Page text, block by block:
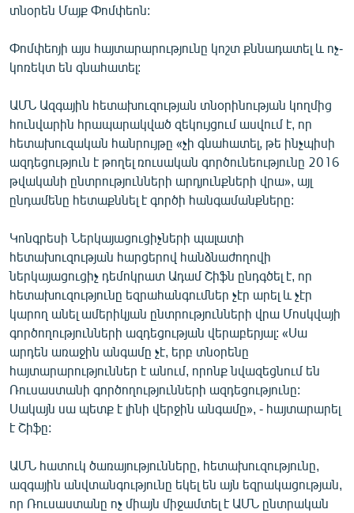
Հայերեն
English
Русский
ՀԵՏԵՎԵՔ ՄԵԶ
տնօրեն Մայք Փոմփեոն:
Փոմփեոյի այս հայտարարությունը կոշտ քննադատել և ոչ-
կոռեկտ են գնահատել:
ԱՄՆ Ազգային հետախուզության տնօրինության կողմից
հունվարին հրապարակված զեկույցում ասվում է, որ
հետախուզական հանրույթը «չի գնահատել, թե ինչպիսի
ազդեցություն է թողել ռուսական գործունեությունը 2016
թվականի ընտրությունների արդյունքների վրա», այլ
ընդամենը հետաքննել է գործի հանգամանքները:
Կոնգրեսի Ներկայացուցիչների պալատի
հետախուզության հարցերով հանձնաժողովի
ներկայացուցիչ դեմոկրատ Ադամ Շիֆն ընդգծել է, որ
հետախուզությունը եզրահանգումներ չէր արել և չէր
կարող անել ամերիկյան ընտրությունների վրա Մոսկվայի
գործողությունների ազդեցության վերաբերյալ: «Սա
արդեն առաջին անգամը չէ, երբ տնօրենը
հայտարարություններ է անում, որոնք նվազեցնում են
Ռուսաստանի գործողությունների ազդեցությունը:
Սակայն սա պետք է լինի վերջին անգամը», - հայտարարել
է Շիֆը:
ԱՄՆ հատուկ ծառայությունները, հետախուզությունը,
ազգային անվտանգությունը եկել են այն եզրակացության,
որ Ռուսաստանը ոչ միայն միջամտել է ԱՄՆ ընտրական